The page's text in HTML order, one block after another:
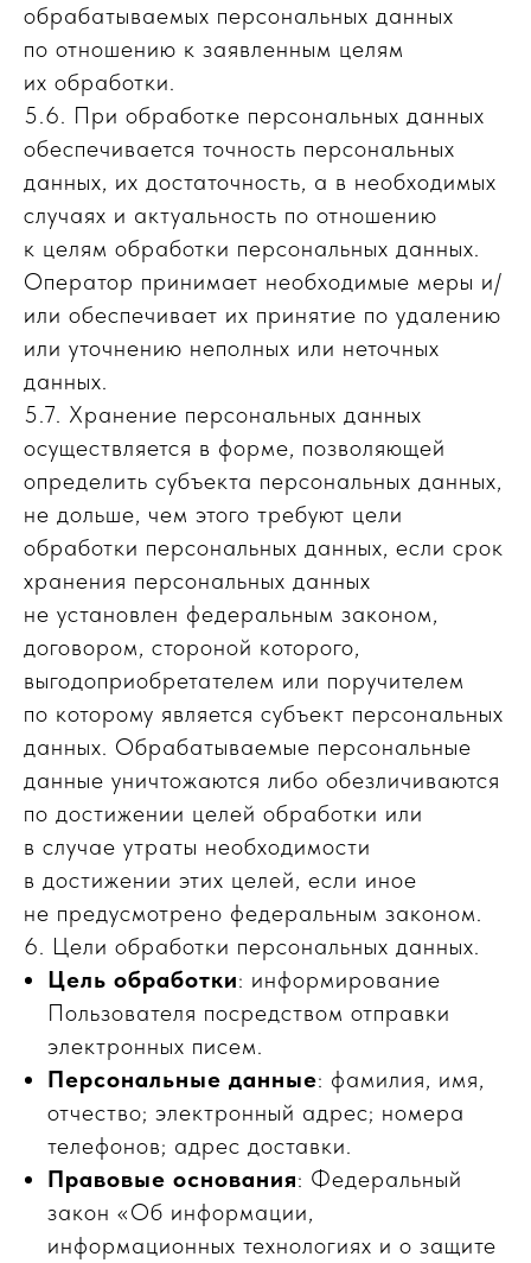
обрабатываемых персональных данных
по отношению к заявленным целям
их обработки.
5.6. При обработке персональных данных
обеспечивается точность персональных
данных, их достаточность, а в необходимых
случаях и актуальность по отношению
к целям обработки персональных данных.
Оператор принимает необходимые меры и/
или обеспечивает их принятие по удалению
или уточнению неполных или неточных
данных.
5.7. Хранение персональных данных
осуществляется в форме, позволяющей
определить субъекта персональных данных,
не дольше, чем этого требуют цели
обработки персональных данных, если срок
хранения персональных данных
не установлен федеральным законом,
договором, стороной которого,
выгодоприобретателем или поручителем
по которому является субъект персональных
данных. Обрабатываемые персональные
данные уничтожаются либо обезличиваются
по достижении целей обработки или
в случае утраты необходимости
в достижении этих целей, если иное
не предусмотрено федеральным законом.
6. Цели обработки персональных данных.
Цель обработки: информирование
Пользователя посредством отправки
электронных писем.
Персональные данные: фамилия, имя,
отчество; электронный адрес; номера
телефонов; адрес доставки.
Правовые основания: Федеральный
закон «Об информации,
информационных технологиях и о защите